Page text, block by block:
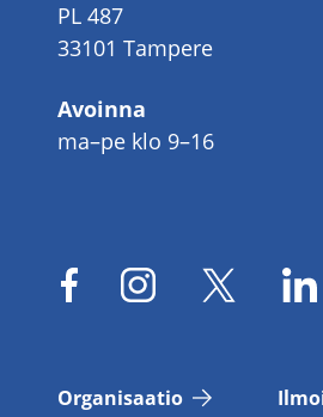
PL 487
33101 Tampere
Avoinna
ma–pe klo 9–16
Or­ga­ni­saa­tio